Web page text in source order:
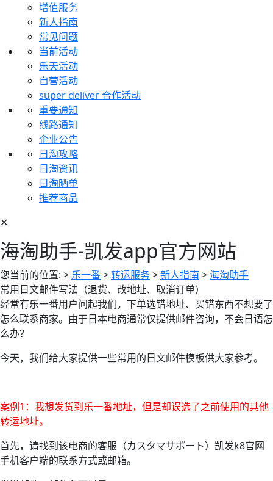
增值服务
新人指南
常见问题
当前活动
乐天活动
自营活动
super deliver 合作活动
重要通知
线路通知
企业公告
日淘攻略
日淘资讯
日淘晒单
推荐商品
✕
海淘助手-凯发app官方网站
您当前的位置: > 乐一番>转运服务>新人指南 > 海淘助手
常用日文邮件写法（退货、改地址、取消订单）
经常有乐一番用户问起我们，下单选错地址、买错东西不想要了
怎么联系商家。由于日本电商通常仅提供邮件咨询，不会日语怎
么办？
今天，我们给大家提供一些常用的日文邮件模板供大家参考。
案例1：我想发货到乐一番地址，但是却误选了之前使用的其他
转运地址。
首先，请找到该电商的客服（カスタマサポート）凯发k8官网
手机客户端的联系方式或邮箱。